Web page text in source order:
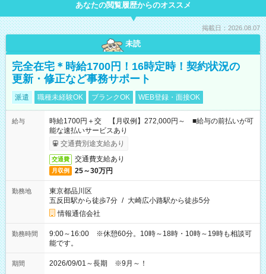
あなたの閲覧履歴からのオススメ
掲載日：2026.08.07
未読
完全在宅＊時給1700円！16時定時！契約状況の
更新・修正など事務サポート
派遣 職種未経験OK ブランクOK WEB登録・面接OK
給与
時給1700円＋交 【月収例】272,000円～ ■給与の前払いが可
能な速払いサービスあり
交通費別途支給あり
交通費 交通費支給あり
月収例 25～30万円
勤務地
東京都品川区
五反田駅から徒歩7分 / 大崎広小路駅から徒歩5分
情報通信会社
勤務時間
9:00～16:00 ※休憩60分。10時～18時・10時～19時も相談可
能です。
期間 2026/09/01～長期 ※9月～！